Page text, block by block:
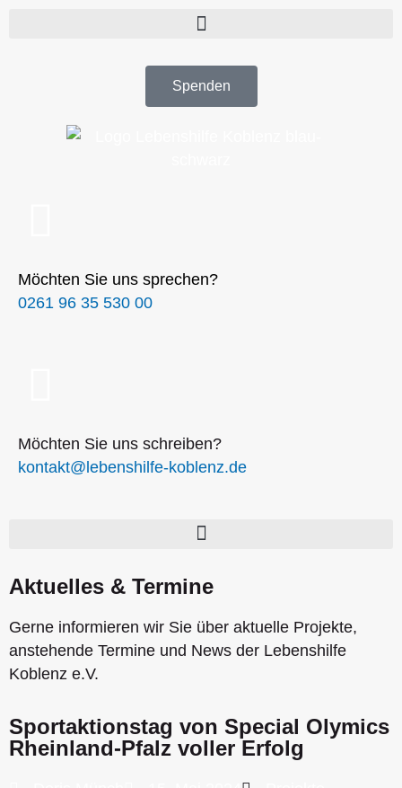
Spenden
Möchten Sie uns sprechen?
0261 96 35 530 00
Möchten Sie uns schreiben?
kontakt@lebenshilfe-koblenz.de
Aktuelles & Termine
Gerne informieren wir Sie über aktuelle Projekte,
anstehende Termine und News der Lebenshilfe
Koblenz e.V.
Sportaktionstag von Special Olymics
Rheinland-Pfalz voller Erfolg